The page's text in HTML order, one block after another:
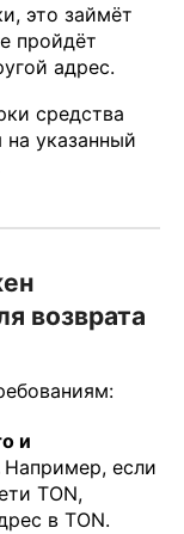
это займёт
пройдёт
адрес.
средства
указанный
возврата
и
Например, если
TON,
в TON.